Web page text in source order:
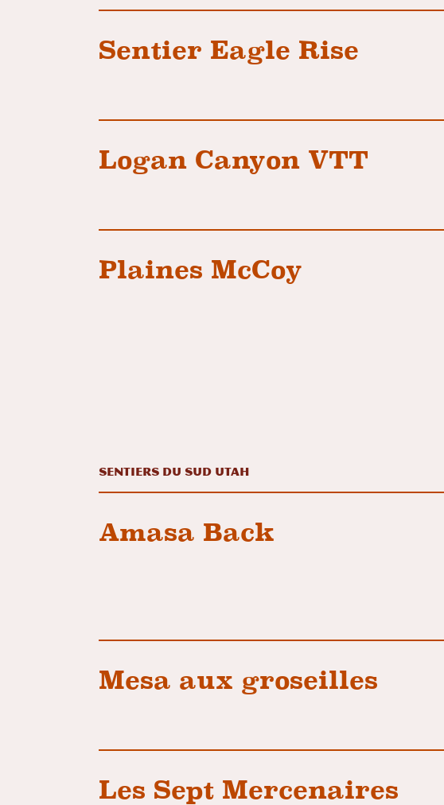
Sentier Eagle Rise
Logan Canyon VTT
Plaines McCoy
Sentiers du Sud Utah
Amasa Back
Mesa aux groseilles
Les Sept Mercenaires